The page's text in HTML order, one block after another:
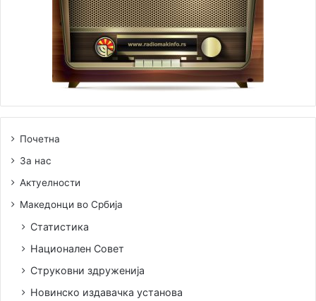
Почетна
За нас
Актуелности
Македонци во Србија
Статистика
Национален Совет
Струковни здруженија
Новинско издавачка установа